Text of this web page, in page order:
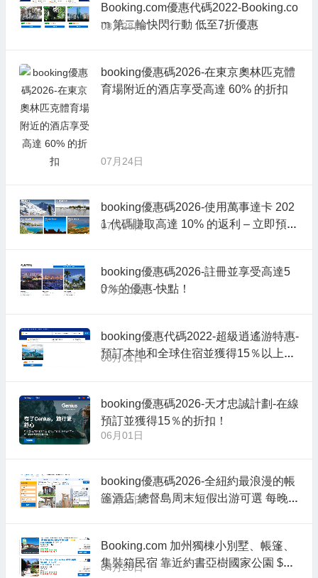
Booking.com優惠代碼2022-Booking.co
m 第二輪快閃行動 低至7折優惠
08月28日
booking優惠碼2026-在東京奧林匹克體
育場附近的酒店享受高達 60% 的折扣
07月24日
booking優惠碼2026-使用萬事達卡 202
1 代碼賺取高達 10% 的返利 – 立即預
07月10日
booking優惠碼2026-註冊並享受高達5
0％的優惠-快點！
07月10日
booking優惠代碼2022-超級逍遙游特惠-
預訂本地和全球住宿並獲得15％以上的
06月01日
booking優惠碼2026-天才忠誠計劃-在線
預訂並獲得15％的折扣！
06月01日
booking優惠碼2026-全紐約最浪漫的帳
篷酒店 總督島周末短假出游可選 每晚
05月31日
Booking.com 加州獨棟小別墅、帳篷、
集裝箱民宿 靠近約書亞樹國家公園 $25
04月26日